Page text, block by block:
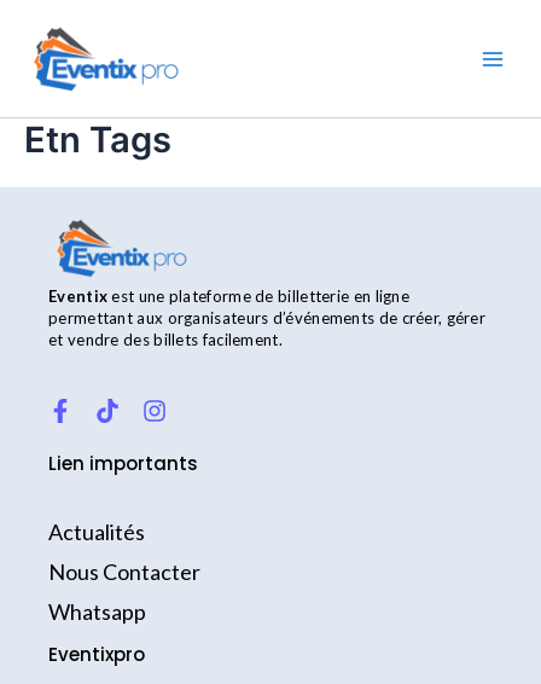
contenu
Etn Tags
Eventixest une plateforme de billetterie en ligne
permettant aux organisateurs d’événements de créer, gérer
et vendre des billets facilement.
F
a
c
e
o
o
k
-
f
T
i
k
t
k
I
n
s
t
a
Lien importants
Actualités
Nous Contacter
Whatsapp
Eventixpro